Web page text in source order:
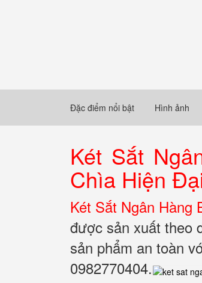
Đặc điểm nổi bật Hình ảnh
Két Sắt
Chìa Hiện
Két Sắt Ngân Hàng
được sản xuất theo
sản phẩm an toàn
0982770404.